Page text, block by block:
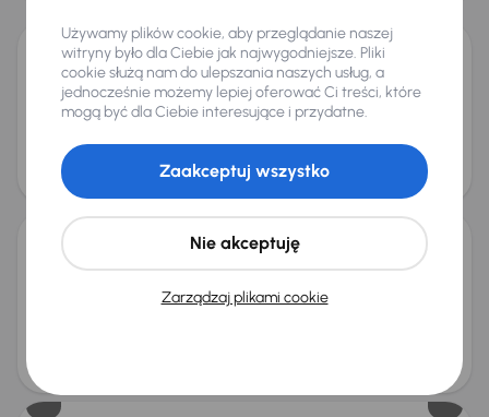
Mercedes-Benz A 180 CDI
2005252 286 km Diesel A 180 CDI80 kW
A 180 CDI
Miesięczna rata
od 52 zł
Cena
7 000 zł
Taniej o 1 000 zł
Mercedes-Benz A 180 CDI
DieselA 180 CDI80 kW
Używamy plików cookie, aby przeglądanie naszej
witryny było dla Ciebie jak najwygodniejsze. Pliki
cookie służą nam do ulepszania naszych usług, a
jednocześnie możemy lepiej oferować Ci treści, które
mogą być dla Ciebie interesujące i przydatne.
Zarządzaj plikami cookie
Nie akceptuję
Zaakceptuj wszystko